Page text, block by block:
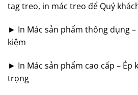
tag treo, in mác treo để Quý
► In Mác sản phẩm thông dụng
kiệm
► In Mác sản phẩm cao cấp – Ép
trọng